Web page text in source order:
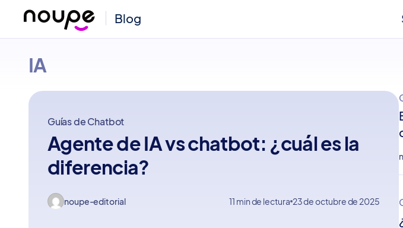
Blog
Noupe
IA
Guías de Chatbot
Agente de IA vs chatbot: ¿cuál es la
diferencia?
noupe-editorial 11 min de lectura 23 de octubre de 2025